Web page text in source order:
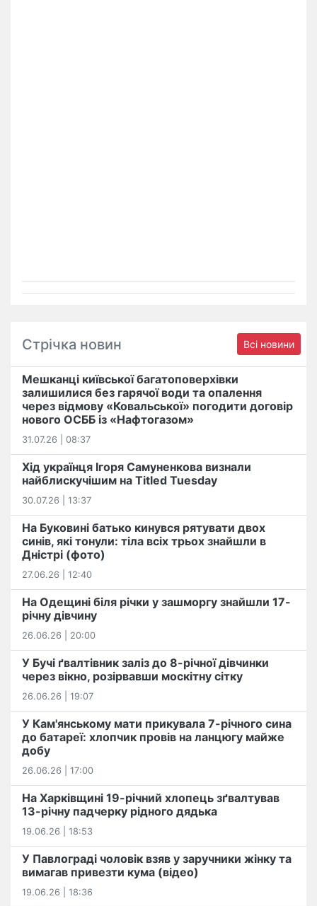
Стрічка новин Всі новини
Мешканці київської багатоповерхівки
залишилися без гарячої води та опалення
через відмову «Ковальської» погодити договір
нового ОСББ із «Нафтогазом»
31.07.26 | 08:37
Хід українця Ігоря Самуненкова визнали
найблискучішим на Titled Tuesday
30.07.26 | 13:37
На Буковині батько кинувся рятувати двох
синів, які тонули: тіла всіх трьох знайшли в
Дністрі (фото)
27.06.26 | 12:40
На Одещині біля річки у зашморгу знайшли 17-
річну дівчину
26.06.26 | 20:00
У Бучі ґвалтівник заліз до 8-річної дівчинки
через вікно, розірвавши москітну сітку
26.06.26 | 19:07
У Кам'янському мати прикувала 7-річного сина
до батареї: хлопчик провів на ланцюгу майже
добу
26.06.26 | 17:00
На Харківщині 19-річний хлопець​ ️зґвалтував
13-річну падчерку рідного дядька
19.06.26 | 18:53
У Павлограді чоловік взяв у заручники жінку та
вимагав привезти кума (відео)
19.06.26 | 18:36